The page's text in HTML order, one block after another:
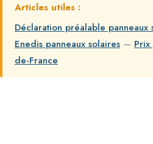
Articles utiles :
Déclaration préalable panneaux
Enedis panneaux solaires —
de-France